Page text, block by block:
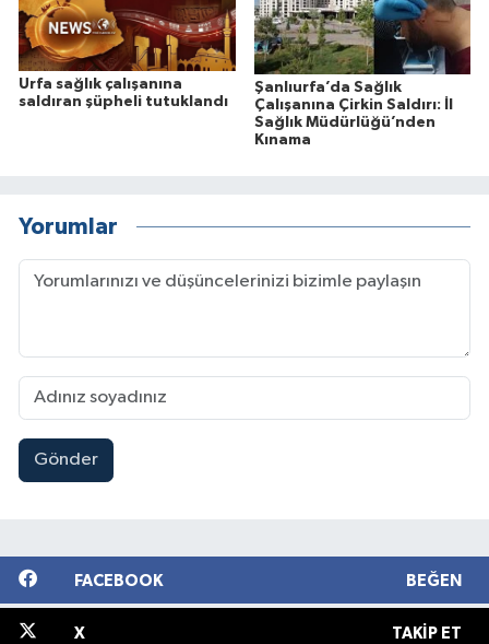
Urfa sağlık çalışanına
saldıran şüpheli tutuklandı
Şanlıurfa’da Sağlık
Çalışanına Çirkin Saldırı: İl
Sağlık Müdürlüğü’nden
Kınama
Yorumlar
Gönder
FACEBOOK BEĞEN
X TAKIP ET